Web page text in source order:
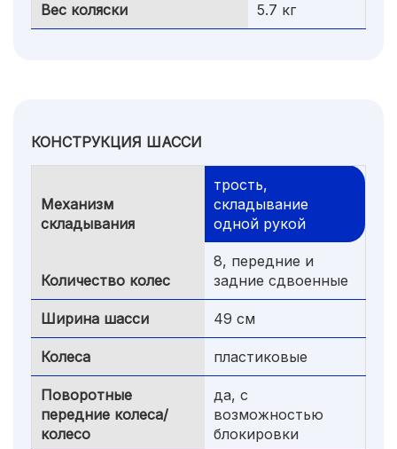
Вес коляски 5.7 кг
КОНСТРУКЦИЯ ШАССИ
Механизм
складывания
трость,
складывание
одной рукой
Количество колес
8, передние и
задние сдвоенные
Ширина шасси 49 см
Колеса пластиковые
Поворотные
передние колеса/
колесо
да, с
возможностью
блокировки